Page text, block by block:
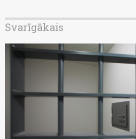
Svarīgākais